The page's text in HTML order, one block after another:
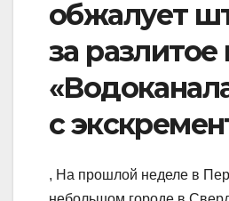
обжалует
за
с
, На прошлой неделе в